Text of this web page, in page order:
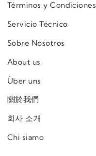
Términos y Condiciones
Servicio Técnico
Sobre Nosotros
About us
Über uns
關於我們
회사 소개
Chi siamo